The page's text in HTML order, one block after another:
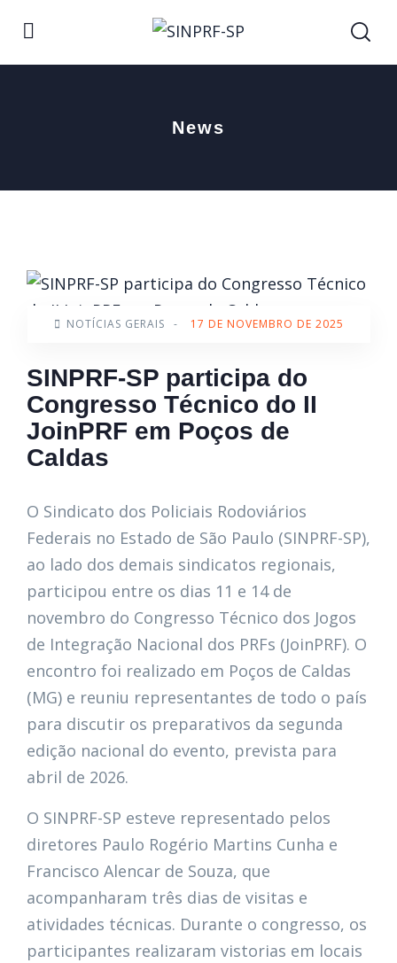
News
NOTÍCIAS GERAIS - 17 DE NOVEMBRO DE 2025
SINPRF-SP participa do
Congresso Técnico do II
JoinPRF em Poços de
Caldas
O Sindicato dos Policiais Rodoviários
Federais no Estado de São Paulo (SINPRF-SP),
ao lado dos demais sindicatos regionais,
participou entre os dias 11 e 14 de
novembro do Congresso Técnico dos Jogos
de Integração Nacional dos PRFs (JoinPRF). O
encontro foi realizado em Poços de Caldas
(MG) e reuniu representantes de todo o país
para discutir os preparativos da segunda
edição nacional do evento, prevista para
abril de 2026.
O SINPRF-SP esteve representado pelos
diretores Paulo Rogério Martins Cunha e
Francisco Alencar de Souza, que
acompanharam três dias de visitas e
atividades técnicas. Durante o congresso, os
participantes realizaram vistorias em locais